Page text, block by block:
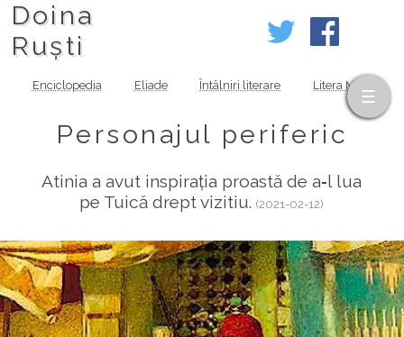
Doina
Ruști
Enciclopedia Eliade Întâlniri literare Litera MOV
Personajul periferic
Atinia a avut inspirația proastă de a‑l lua
pe Tuică drept vizitiu.(2021-02-12)